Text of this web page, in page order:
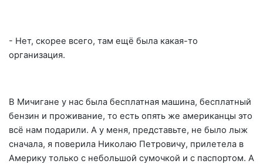
- Нет, скорее всего, там ещё была какая-то
организация.
В Мичигане у нас была бесплатная машина, бесплатный
бензин и проживание, то есть опять же американцы это
всё нам подарили. А у меня, представьте, не было лыж
сначала, я поверила Николаю Петровичу, прилетела в
Америку только с небольшой сумочкой и с паспортом. А